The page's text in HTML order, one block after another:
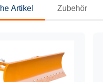
Artikel Zubehör